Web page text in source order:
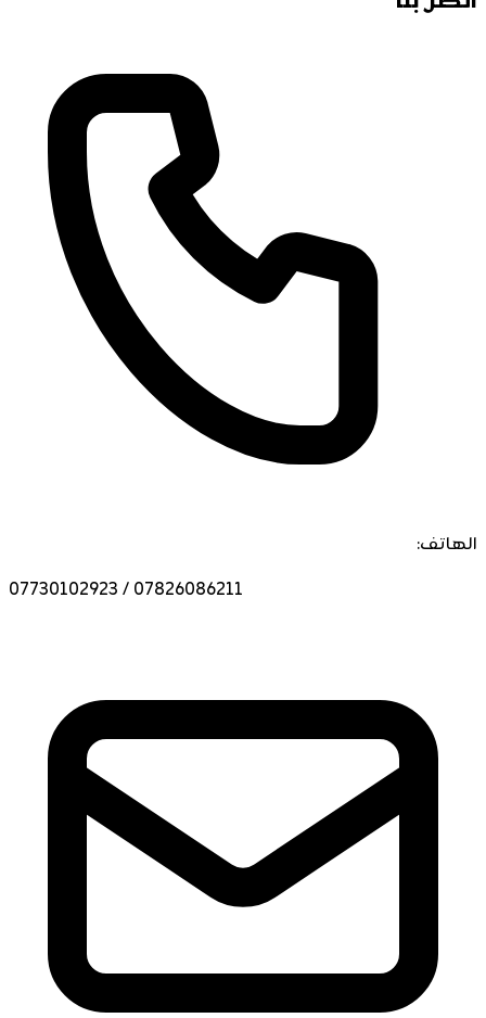
الهاتف:
07730102923 / 07826086211